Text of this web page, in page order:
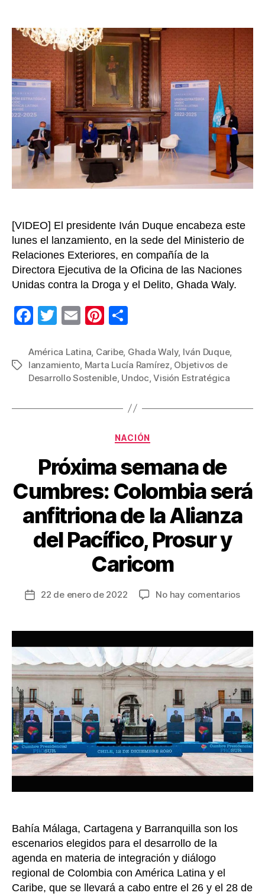
entrada
se
de
para
el
2022-
[VIDEO] El presidente Iván Duque encabeza este
lunes el lanzamiento, en la sede del Ministerio de
Relaciones Exteriores, en compañía de la
Directora Ejecutiva de la Oficina de las Naciones
Unidas contra la Droga y el Delito, Ghada Waly.
F
c
e
o
T
tt
er
E
ail
Pi
er
e
m
p
tir
Etiquetas
América Latina, Caribe, Ghada Waly, Iván Duque,
lanzamiento, Marta Lucía Ramírez, Objetivos de
Desarrollo Sostenible, Undoc,Visión Estratégica
Categorías
NACIÓN
Próxima semana de
Cumbres: Colombia será
anfitriona de la Alianza
del Pacífico, Prosur y
Caricom
Fecha
entrada
22 de enero de 2022 No hay comentariosen
de
será
de
la
del
y
Bahía Málaga, Cartagena y Barranquilla son los
escenarios elegidos para el desarrollo de la
agenda en materia de integración y diálogo
regional de Colombia con América Latina y el
Caribe, que se llevará a cabo entre el 26 y el 28 de